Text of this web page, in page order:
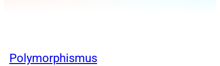
Polymorphismus